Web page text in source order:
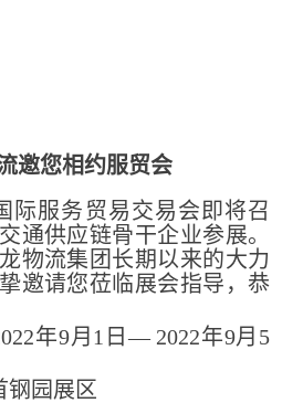
邀您相约服贸会
际服务贸易交易会即将召
通供应链骨干企业参展。
物流集团长期以来的大力
邀请您莅临展会指导，恭
年9月1日— 2022年9月5
钢园展区